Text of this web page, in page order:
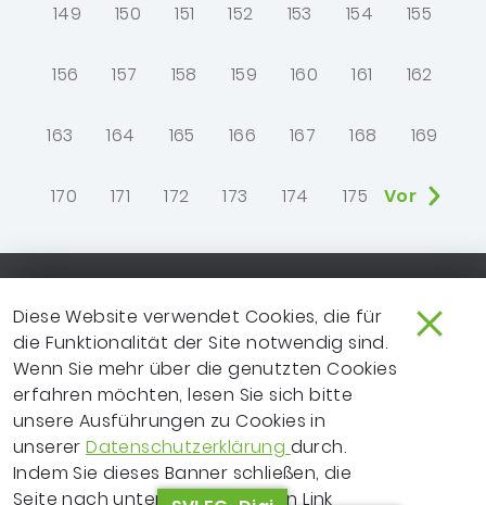
Diese Website verwendet Cookies, die für
die Funktionalität der Site notwendig sind.
Wenn Sie mehr über die genutzten Cookies
erfahren möchten, lesen Sie sich bitte
unsere Ausführungen zu Cookies in
unsererDatenschutzerklärung durch.
Indem Sie dieses Banner schließen, die
Seite nach unten scrollen, einen Link
149 150 151 152 153 154 155
156 157 158 159 160 161 162
163 164 165 166 167 168 169
170 171 172 173 174 175 Vor
SO ERREICHEN SIE UNS
EXTRANET
IMPRESSUM
NEWSLETTER
LEICHTE SPRACHE
DATENSCHUTZ
FRAGEN ZUR WEBSITE?
VERTRAGSPARTNER
ERKLÄRUNG ZUR